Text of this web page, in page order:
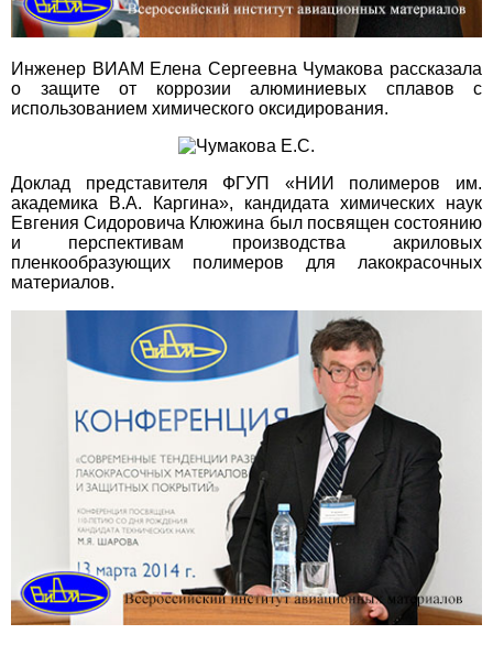
Инженер ВИАМ Елена Сергеевна Чумакова рассказала
о защите от коррозии алюминиевых сплавов с
использованием химического оксидирования.
Доклад представителя ФГУП «НИИ полимеров им.
академика В.А. Каргина», кандидата химических наук
Евгения Сидоровича Клюжина был посвящен состоянию
и перспективам производства акриловых
пленкообразующих полимеров для лакокрасочных
материалов.